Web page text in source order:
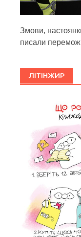
Змови,
писали
ЛІТІНЖИР